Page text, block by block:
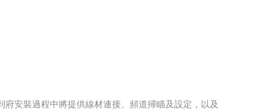
安裝過程中將提供線材連接、頻道掃瞄及設定，以及